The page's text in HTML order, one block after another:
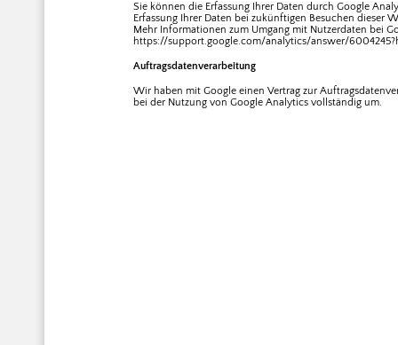
Sie können die Erfassung Ihrer Daten durch Google
Erfassung Ihrer Daten bei zukünftigen Besuchen dieser
Mehr Informationen zum Umgang mit Nutzerdaten bei
https://support.google.com/analytics/answer/
Auftragsdatenverarbeitung
Wir haben mit Google einen Vertrag zur
bei der Nutzung von Google Analytics vollständig um.